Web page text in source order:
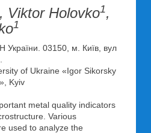
, Viktor Holovko1,
1
України. 03150, м. Київ, вул
of Ukraine «Igor Sikorsky
Kyiv
metal quality indicators
Various
used to analyze the